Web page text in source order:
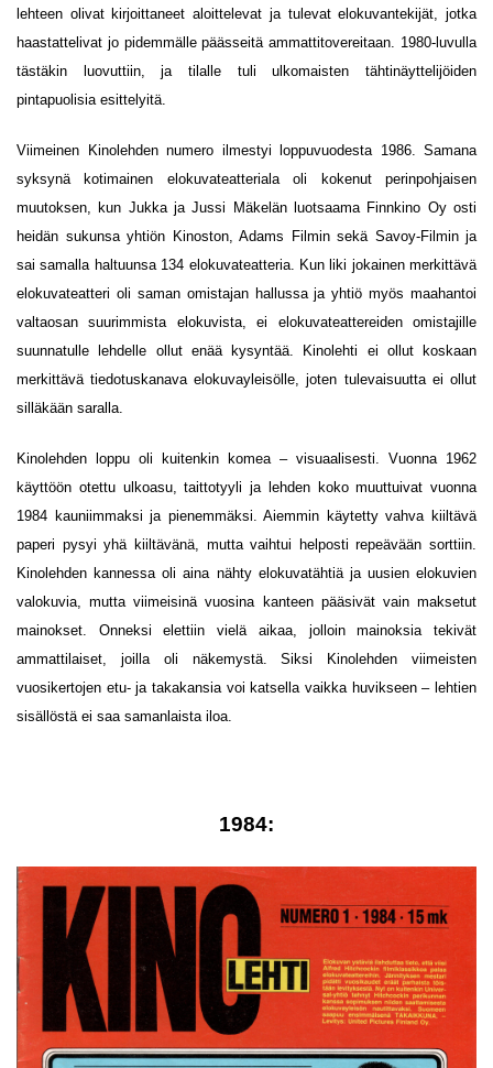
lehteen olivat kirjoittaneet aloittelevat ja tulevat elokuvantekijät, jotka
haastattelivat jo pidemmälle päässeitä ammattitovereitaan. 1980-luvulla
tästäkin luovuttiin, ja tilalle tuli ulkomaisten tähtinäyttelijöiden
pintapuolisia esittelyitä.
Viimeinen Kinolehden numero ilmestyi loppuvuodesta 1986. Samana
syksynä kotimainen elokuvateatteriala oli kokenut perinpohjaisen
muutoksen, kun Jukka ja Jussi Mäkelän luotsaama Finnkino Oy osti
heidän sukunsa yhtiön Kinoston, Adams Filmin sekä Savoy-Filmin ja
sai samalla haltuunsa 134 elokuvateatteria. Kun liki jokainen merkittävä
elokuvateatteri oli saman omistajan hallussa ja yhtiö myös maahantoi
valtaosan suurimmista elokuvista, ei elokuvateattereiden omistajille
suunnatulle lehdelle ollut enää kysyntää. Kinolehti ei ollut koskaan
merkittävä tiedotuskanava elokuvayleisölle, joten tulevaisuutta ei ollut
silläkään saralla.
Kinolehden loppu oli kuitenkin komea – visuaalisesti. Vuonna 1962
käyttöön otettu ulkoasu, taittotyyli ja lehden koko muuttuivat vuonna
1984 kauniimmaksi ja pienemmäksi. Aiemmin käytetty vahva kiiltävä
paperi pysyi yhä kiiltävänä, mutta vaihtui helposti repeävään sorttiin.
Kinolehden kannessa oli aina nähty elokuvatähtiä ja uusien elokuvien
valokuvia, mutta viimeisinä vuosina kanteen pääsivät vain maksetut
mainokset. Onneksi elettiin vielä aikaa, jolloin mainoksia tekivät
ammattilaiset, joilla oli näkemystä. Siksi Kinolehden viimeisten
vuosikertojen etu- ja takakansia voi katsella vaikka huvikseen – lehtien
sisällöstä ei saa samanlaista iloa.
1984: